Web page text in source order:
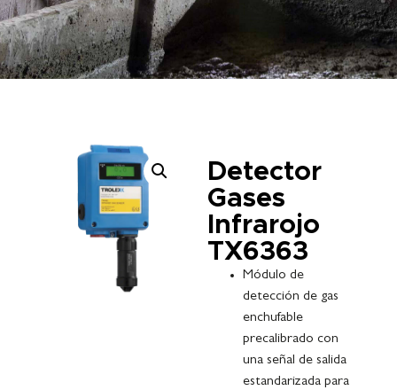
Detector
Gases
Infrarojo
TX6363
Módulo de
detección de gas
enchufable
precalibrado con
una señal de salida
estandarizada para